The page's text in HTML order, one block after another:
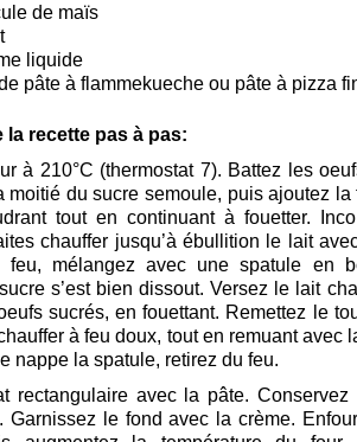
de maïs
liquide
pâte à flammekueche ou pâte à pizza
la recette pas à pas:
à 210°C (thermostat 7). Battez les
moitié du sucre semoule, puis ajoutez la
tout en continuant à fouetter.
chauffer jusqu’à ébullition le lait
feu, mélangez avec une spatule en
s’est bien dissout. Versez le lait
sucrés, en fouettant. Remettez le
à feu doux, tout en remuant avec
nappe la spatule, retirez du feu.
rectangulaire avec la pâte. Conservez
Garnissez le fond avec la crème.